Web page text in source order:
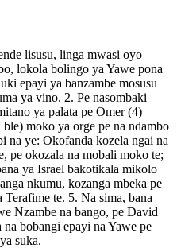
lisusu, linga mwasi oyo
lokola bolingo ya Yawe pona
epayi ya banzambe mosusu
ya vino. 2. Pe nasombaki
ya palata pe Omer (4)
moko ya orge pe na ndambo
na ye: Okofanda kozela ngai na
pe okozala na mobali moko te;
ya Israel bakotikala mikolo
nkumu, kozanga mbeka pe
te. 5. Na sima, bana
Nzambe na bango, pe David
bobangi epayi na Yawe pe
suka.